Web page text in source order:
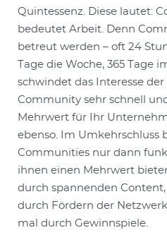
Quintessenz. Diese lautet:
bedeutet Arbeit. Denn
betreut werden – oft 24
Tage die Woche, 365 Tage
schwindet das Interesse
Community sehr schnell
Mehrwert für Ihr
ebenso. Im Umkehrschluss
Communities nur dann
ihnen einen Mehrwert
durch spannenden
durch Fördern der
mal durch Gewinnspiele.